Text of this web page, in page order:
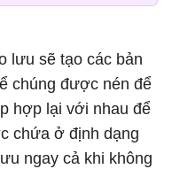
lưu sẽ tạo các bản
chúng được nén để
hợp lại với nhau để
chứa ở định dạng
ngay cả khi không